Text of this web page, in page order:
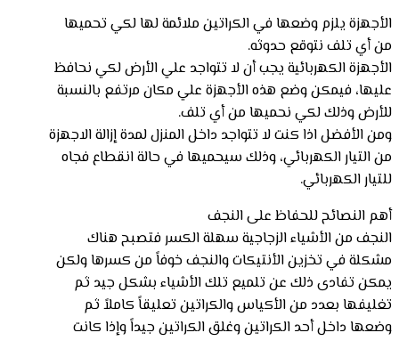
الأجهزة يلزم وضعها في الكراتين ملائمة لها لكي تحميها
من أي تلف نتوقع حدوثه.
الأجهزة الكهربائية يجب أن لا تتواجد علي الأرض لكي نحافظ
عليها، فيمكن وضع هذه الأجهزة علي مكان مرتفع بالنسبة
للأرض وذلك لكي نحميها من أي تلف.
ومن الأفضل اذا كنت لا تتواجد داخل المنزل لمدة إزالة الاجهزة
من التيار الكهربائي، وذلك سيحميها في حالة انقطاع فجاه
للتيار الكهربائي.
أهم النصائح للحفاظ على النجف
النجف من الأشياء الزجاجية سهلة الكسر فتصبح هناك
مشكلة في تخزين الأنتيكات والنجف خوفاً من كسرها ولكن
يمكن تفادى ذلك عن تلميع تلك الأشياء بشكل جيد ثم
تغليفها بعدد من الأكياس والكراتين تعليقاً كاملاً ثم
وضعها داخل أحد الكراتين وغلق الكراتين جيداً وإذا كانت